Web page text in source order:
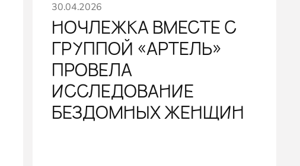
30.04.2026
НОЧЛЕЖКА ВМЕСТЕ С
ГРУППОЙ «АРТЕЛЬ»
ПРОВЕЛА
ИССЛЕДОВАНИЕ
БЕЗДОМНЫХ ЖЕНЩИН